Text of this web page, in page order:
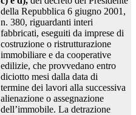
della Repubblica 6 giugno 2001,
n. 380, riguardanti interi
fabbricati, eseguiti da imprese di
costruzione o ristrutturazione
immobiliare e da cooperative
edilizie, che provvedano entro
diciotto mesi dalla data di
termine dei lavori alla successiva
alienazione o assegnazione
dell’immobile. La detrazione